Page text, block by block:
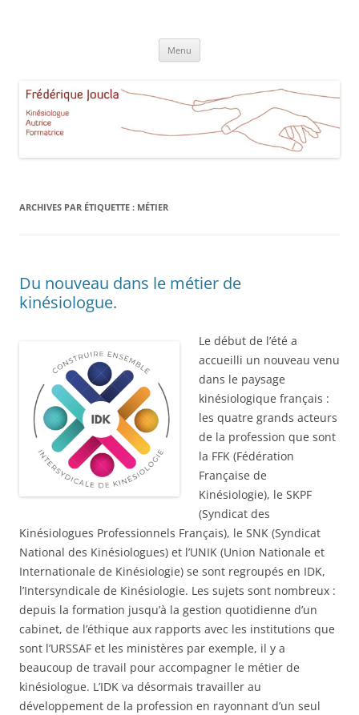
Aucamville Toulouse
Menu
ARCHIVES PAR ÉTIQUETTE : MÉTIER
Du nouveau dans le métier de
kinésiologue.
Le début de l’été a
accueilli un nouveau venu
dans le paysage
kinésiologique français :
les quatre grands acteurs
de la profession que sont
la FFK (Fédération
Française de
Kinésiologie), le SKPF
(Syndicat des
Kinésiologues Professionnels Français), le SNK (Syndicat
National des Kinésiologues) et l’UNIK (Union Nationale et
Internationale de Kinésiologie) se sont regroupés en IDK,
l’Intersyndicale de Kinésiologie. Les sujets sont nombreux :
depuis la formation jusqu’à la gestion quotidienne d’un
cabinet, de l’éthique aux rapports avec les institutions que
sont l’URSSAF et les ministères par exemple, il y a
beaucoup de travail pour accompagner le métier de
kinésiologue. L’IDK va désormais travailler au
développement de la profession en rayonnant d’un seul